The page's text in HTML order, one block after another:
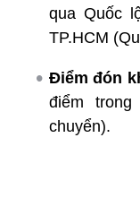
qua Quốc
TP.HCM
Điểm đón
điểm
chuyển).